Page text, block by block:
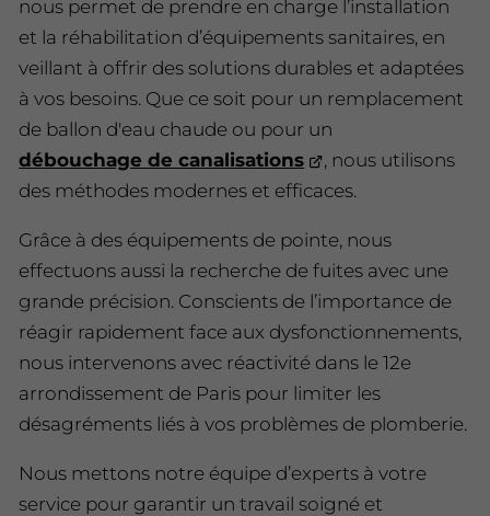
nous permet de prendre en charge l’installation
et la réhabilitation d’équipements sanitaires, en
veillant à offrir des solutions durables et adaptées
à vos besoins. Que ce soit pour un remplacement
de ballon d'eau chaude ou pour un
débouchage de canalisations
, nous utilisons
des méthodes modernes et efficaces.
Grâce à des équipements de pointe, nous
effectuons aussi la recherche de fuites avec une
grande précision. Conscients de l’importance de
réagir rapidement face aux dysfonctionnements,
nous intervenons avec réactivité dans le 12e
arrondissement de Paris pour limiter les
désagréments liés à vos problèmes de plomberie.
Nous mettons notre équipe d’experts à votre
service pour garantir un travail soigné et